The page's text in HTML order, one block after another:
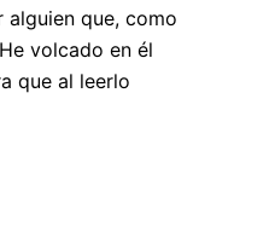
que, como
volcado en él
que al leerlo